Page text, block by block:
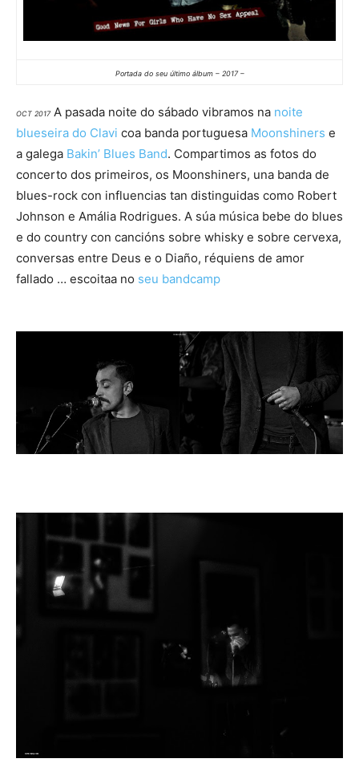
Portada do seu último álbum – 2017 –
OCT 2017A pasada noite do sábado vibramos na noite
blueseira do Clavi coa banda portuguesa Moonshiners e
a galega Bakin’ Blues Band. Compartimos as fotos do
concerto dos primeiros, os Moonshiners, una banda de
blues-rock con influencias tan distinguidas como Robert
Johnson e Amália Rodrigues. A súa música bebe do blues
e do country con cancións sobre whisky e sobre cervexa,
conversas entre Deus e o Diaño, réquiens de amor
fallado … escoitaa no seu bandcamp